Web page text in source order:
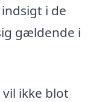
i de
gældende i
ikke blot